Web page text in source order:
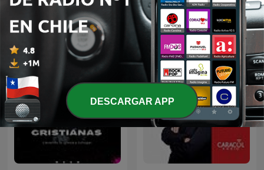
Paramita https://gfcabot.com/
DESCARGAR APP